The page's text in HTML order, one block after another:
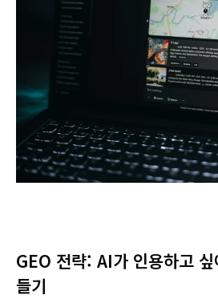
GEO 전략: AI가 인용하고
들기